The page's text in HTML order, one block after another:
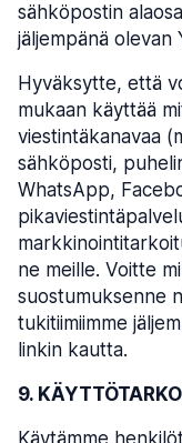
sähköpostin
jäljempänä olevan
Hyväksytte, että
mukaan käyttää
viestintäkanavaa
sähköposti,
WhatsApp,
ne meille. Voitte
suostumuksenne
tukitiimiimme
linkin kautta.
9.
Käytämme